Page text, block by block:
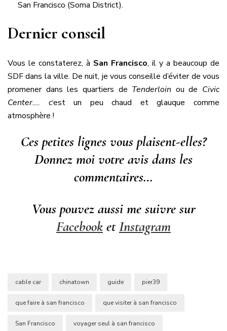
San Francisco (Soma District).
Dernier conseil
Vous le constaterez, à San Francisco, il y a beaucoup de
SDF dans la ville. De nuit, je vous conseille d’éviter de vous
promener dans les quartiers de Tenderloin ou de Civic
Center…. c‘est un peu chaud et glauque comme
atmosphère !
Ces petites lignes vous plaisent-elles?
Donnez moi votre avis dans les
commentaires…
Vous pouvez aussi me suivre sur
Facebook etInstagram
cable car chinatown guide pier39
que faire à san francisco que visiter à san francisco
San Francisco voyager seul à san francisco